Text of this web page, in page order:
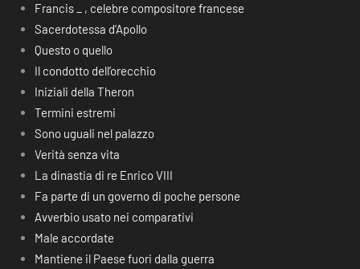
Francis _ , celebre compositore francese
Sacerdotessa d’Apollo
Questo o quello
Il condotto dell’orecchio
Iniziali della Theron
Termini estremi
Sono uguali nel palazzo
Verità senza vita
La dinastia di re Enrico VIII
Fa parte di un governo di poche persone
Avverbio usato nei comparativi
Male accordate
Mantiene il Paese fuori dalla guerra